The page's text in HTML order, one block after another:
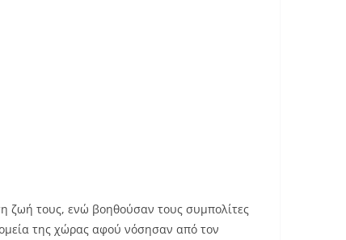
ζωή τους, ενώ βοηθούσαν τους συμπολίτες
της χώρας αφού νόσησαν από τον